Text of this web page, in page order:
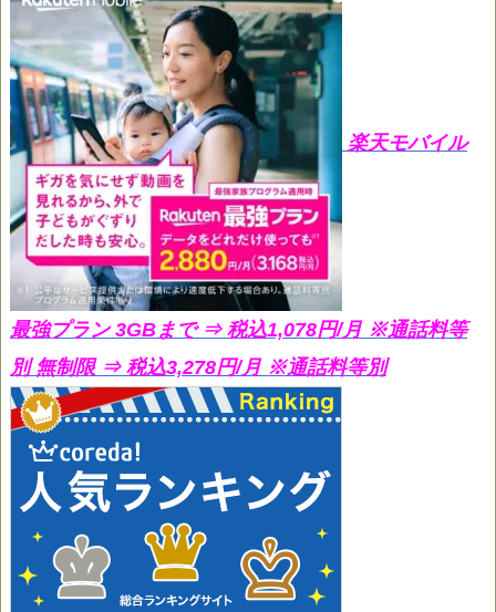
楽天モバイル
最強プラン 3GBまで ⇒ 税込1,078円/月 ※通話料等
別 無制限 ⇒ 税込3,278円/月 ※通話料等別